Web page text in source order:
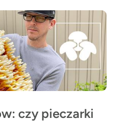
czy pieczarki